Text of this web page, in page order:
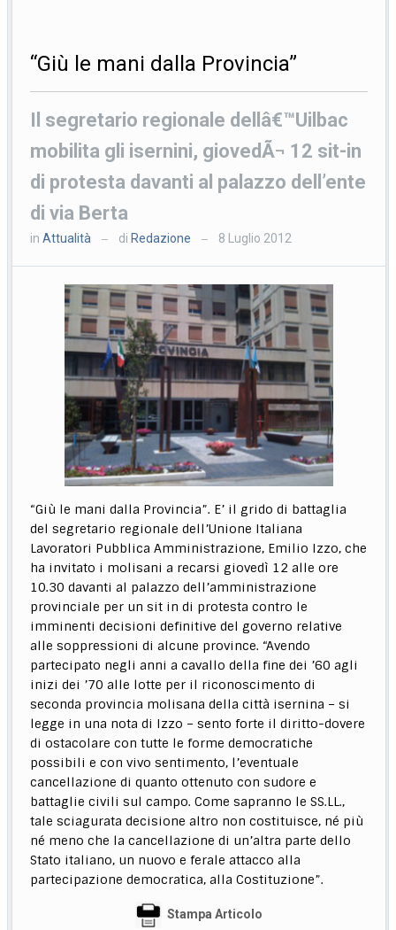
“Giù le mani dalla Provincia”
Il segretario regionale dellâ€™Uilbac
mobilita gli isernini, giovedÃ¬ 12 sit-in
di protesta davanti al palazzo dell’ente
di via Berta
inAttualità — di Redazione — 8 Luglio 2012
“Giù le mani dalla Provincia”. E’ il grido di battaglia
del segretario regionale dell’Unione Italiana
Lavoratori Pubblica Amministrazione, Emilio Izzo, che
ha invitato i molisani a recarsi giovedì 12 alle ore
10.30 davanti al palazzo dell’amministrazione
provinciale per un sit in di protesta contro le
imminenti decisioni definitive del governo relative
alle soppressioni di alcune province. “Avendo
partecipato negli anni a cavallo della fine dei ’60 agli
inizi dei ’70 alle lotte per il riconoscimento di
seconda provincia molisana della città isernina – si
legge in una nota di Izzo – sento forte il diritto-dovere
di ostacolare con tutte le forme democratiche
possibili e con vivo sentimento, l’eventuale
cancellazione di quanto ottenuto con sudore e
battaglie civili sul campo. Come sapranno le SS.LL.,
tale sciagurata decisione altro non costituisce, né più
né meno che la cancellazione di un’altra parte dello
Stato italiano, un nuovo e ferale attacco alla
partecipazione democratica, alla Costituzione”.
Stampa Articolo